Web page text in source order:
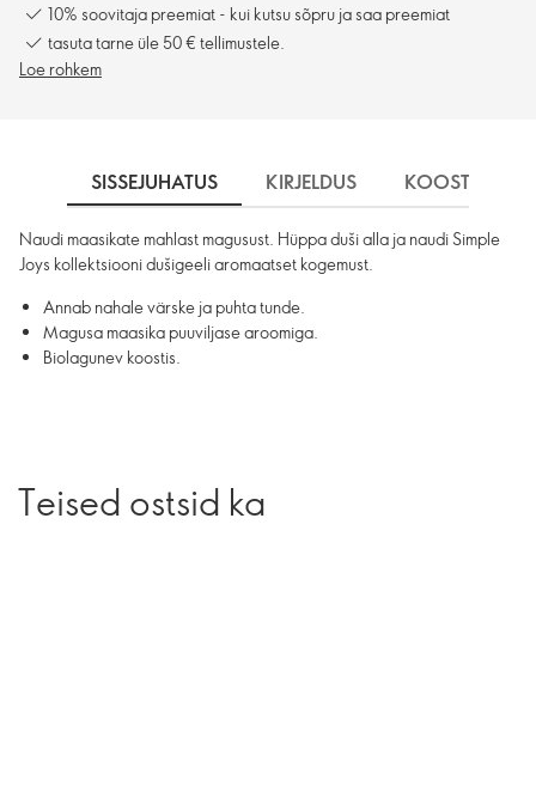
10% soovitaja preemiat - kui kutsu sõpru ja saa preemiat
tasuta tarne üle 50 € tellimustele.
Loe rohkem
SISSEJUHATUS KIRJELDUS
Naudi maasikate mahlast magusust. Hüppa duši alla ja naudi Simple
Joys kollektsiooni dušigeeli aromaatset kogemust.
Annab nahale värske ja puhta tunde.
Magusa maasika puuviljase aroomiga.
Biolagunev koostis.
Teised ostsid ka